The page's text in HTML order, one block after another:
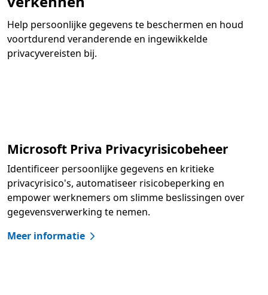
Help persoonlijke gegevens te beschermen en houd
voortdurend veranderende en ingewikkelde
privacyvereisten bij.
Microsoft Priva Privacyrisicobeheer
Identificeer persoonlijke gegevens en kritieke
privacyrisico's, automatiseer risicobeperking en
empower werknemers om slimme beslissingen over
gegevensverwerking te nemen.
Meer informatie